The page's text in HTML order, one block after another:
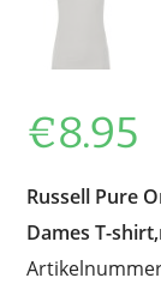
€8.95
Russell Pure
Dames T-